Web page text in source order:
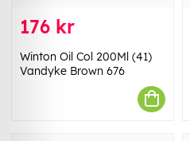
176 kr
Winton Oil Col 200Ml (41)
Vandyke Brown 676